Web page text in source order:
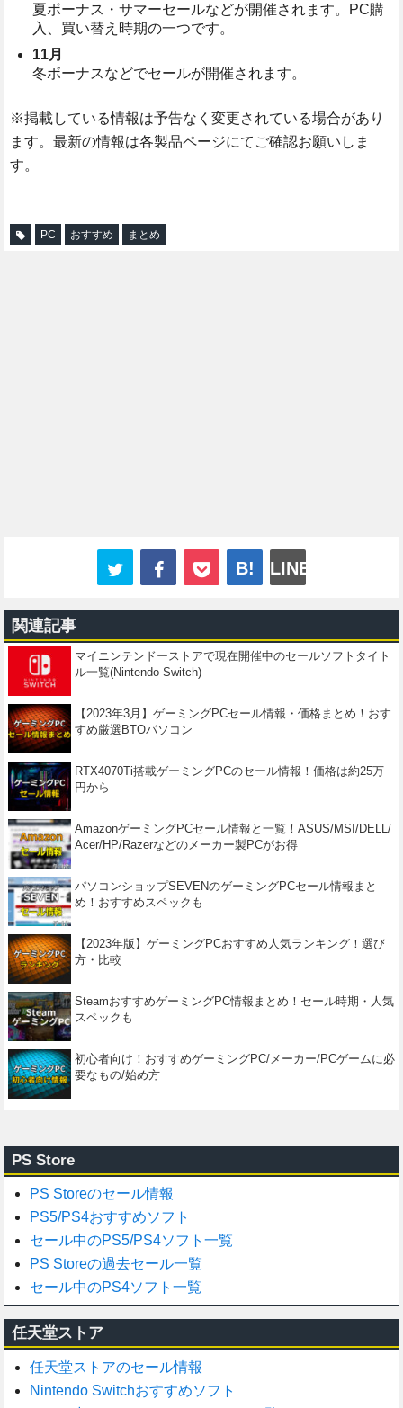
夏ボーナス・サマーセールなどが開催されます。PC購
入、買い替え時期の一つです。
11月
冬ボーナスなどでセールが開催されます。
※掲載している情報は予告なく変更されている場合があり
ます。最新の情報は各製品ページにてご確認お願いしま
す。
PC おすすめ まとめ
B! LINE
関連記事
マイニンテンドーストアで現在開催中のセールソフトタイト
ル一覧(Nintendo Switch)
【2023年3月】ゲーミングPCセール情報・価格まとめ！おす
すめ厳選BTOパソコン
RTX4070Ti搭載ゲーミングPCのセール情報！価格は約25万
円から
AmazonゲーミングPCセール情報と一覧！ASUS/MSI/DELL/
Acer/HP/Razerなどのメーカー製PCがお得
パソコンショップSEVENのゲーミングPCセール情報まと
め！おすすめスペックも
【2023年版】ゲーミングPCおすすめ人気ランキング！選び
方・比較
SteamおすすめゲーミングPC情報まとめ！セール時期・人気
スペックも
初心者向け！おすすめゲーミングPC/メーカー/PCゲームに必
要なもの/始め方
PS Store
PS Storeのセール情報
PS5/PS4おすすめソフト
セール中のPS5/PS4ソフト一覧
PS Storeの過去セール一覧
セール中のPS4ソフト一覧
任天堂ストア
任天堂ストアのセール情報
Nintendo Switchおすすめソフト